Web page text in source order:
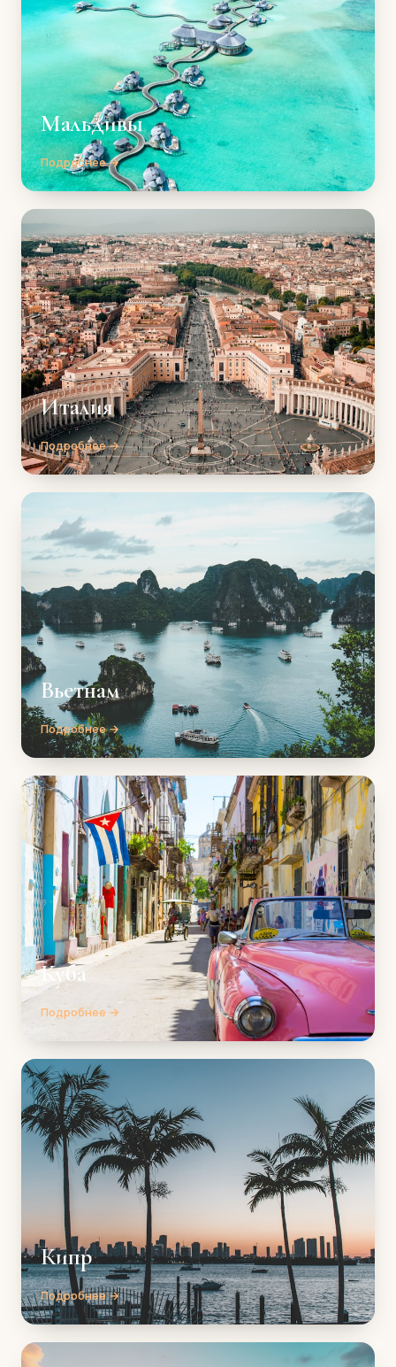
Мальдивы
Подробнее →
Италия
Подробнее →
Вьетнам
Подробнее →
Куба
Подробнее →
Кипр
Подробнее →